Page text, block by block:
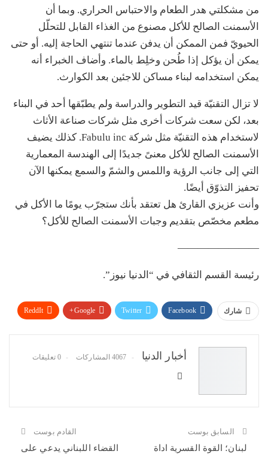
من مشكلتي هدر الطعام والاحتباس الحراري. وبما أن
الأسمنت الصالح للأكل مصنوع من الغذاء القابل للتحلّل
الحيويّ فمن الممكن أن يدفن عندما تنتهي الحاجة إليه. أو حتى
يمكن أن يؤكل إذا طُحن وخلِط بالماء. وأضاف الخبراء أنه
يمكن استخدامه لبناء مساكن للاجئين بعد الكوارث.
لا تزال التقنيّة قيد التطوير والدراسة ولم يطبّقها أحد في البناء
بعد، لكن سعت شركات أخرى مثل شركات صناعة الأثاث
لاستخدام هذه التقنيّة مثل شركة Fabulu inc. كذلك يضيف
الأسمنت الصالح للأكل معنىً جديدًا إلى الهندسة المعمارية
التي إلى جانب الرؤية واللمس والشمّ والسمع يمكنها الآن
تحفيز التذوّق أيضًا.
وأنت عزيزي القارئ هل تعتقد بأنك ستجرّب يومًا ما الأكل في
مطعم مخصّص بتقديم وجبات الأسمنت الصالح للأكل؟
————————
رئيسة القسم الثقافي في “الدنيا نيوز”.
شارك Facebook
Twitter
Google+
ReddIt
أخبار الدنيا 4067 المشاركات 0 تعليقات
السابق بوست
لبنان؛ القوة القسرية اداة
القادم بوست
القضاء اللبناني يدعي على